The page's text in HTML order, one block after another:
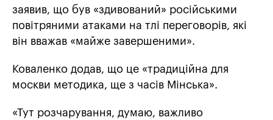
заявив, що був «здивований» російськими
повітряними атаками на тлі переговорів, які
він вважав «майже завершеними».
Коваленко додав, що це «традиційна для
москви методика, ще з часів Мінська».
«Тут розчарування, думаю, важливо